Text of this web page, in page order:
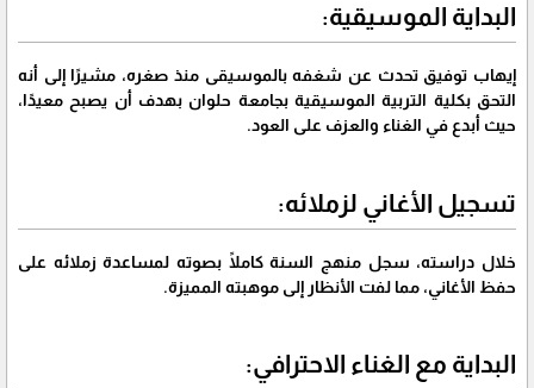
البداية الموسيقية:
إيهاب توفيق تحدث عن شغفه بالموسيقى منذ صغره، مشيرًا إلى أنه
التحق بكلية التربية الموسيقية بجامعة حلوان بهدف أن يصبح معيدًا،
حيث أبدع في الغناء والعزف على العود.
تسجيل الأغاني لزملائه:
خلال دراسته، سجل منهج السنة كاملًا بصوته لمساعدة زملائه على
حفظ الأغاني، مما لفت الأنظار إلى موهبته المميزة.
البداية مع الغناء الاحترافي: